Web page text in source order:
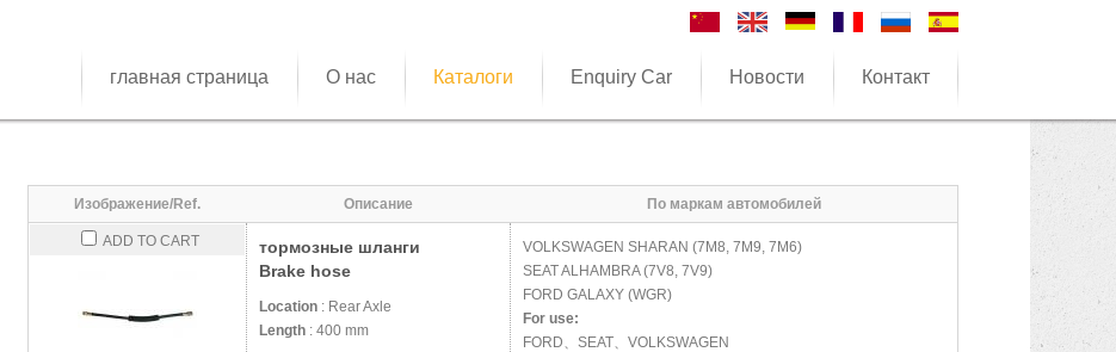
главная страница О нас Каталоги Enquiry Car Новости Контакт
Изображение/Ref. Описание По маркам автомобилей
ADD TO CART
тормозные шланги
Brake hose
Location : Rear Axle
Length : 400 mm
VOLKSWAGEN SHARAN (7M8, 7M9, 7M6)
SEATALHAMBRA (7V8, 7V9)
FORD GALAXY (WGR)
For use:
FORD、SEAT、VOLKSWAGEN